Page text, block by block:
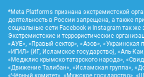
*Meta Platforms признана экстремистской
деятельность в России запрещена, а также
социальные сети Facebook и Instagram так же
Экстремистские и террористические
«АУЕ», «Правый сектор», «Азов», «Украинская
«ИГИЛ» (ИГ, Исламское государство), «Аль-
«Меджлис крымско-татарского народа»,
«Движение Талибан», «Исламская группа»,
«Чёрный комитет», «Мужское государство»,